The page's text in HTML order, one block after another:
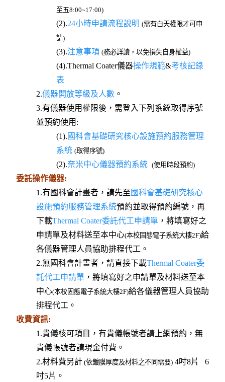
至五8:00~17:00)
(2).24小時申請流程說明 (需有白天權限才可申
請)
(3).注意事項 (務必詳讀，以免損失自身權益)
(4).Thermal Coater儀器操作規範&考核記錄
表
2.儀器開放等級及人數 。
3.有儀器使用權限後，需登入下列系統取得序號
並預約使用:
(1). 國科會基礎研究核心設施預約服務管理
系統 (取得序號)
(2).奈米中心儀器預約系統 (使用時段預約)
委託操作儀器:
1.有國科會計畫者，請先至 國科會基礎研究核心
設施預約服務管理系統預約並取得預約編號，再
下載Thermal Coater委託代工申請單 ，將填寫好之
申請單及材料送至本中心(本校固態電子系統大樓2F)給
各儀器管理人員協助排程代工。
2.無國科會計畫者，請直接下載Thermal Coater委
託代工申請單 ，將填寫好之申請單及材料送至本
中心(本校固態電子系統大樓2F)給各儀器管理人員協助
排程代工。
收費資訊:
1.貴儀核可項目，有貴儀帳號者請上網預約，無
貴儀帳號者請現金付費。
2.材料費另計 (依鍍膜厚度及材料之不同需要) 4吋8片 6
吋5片。